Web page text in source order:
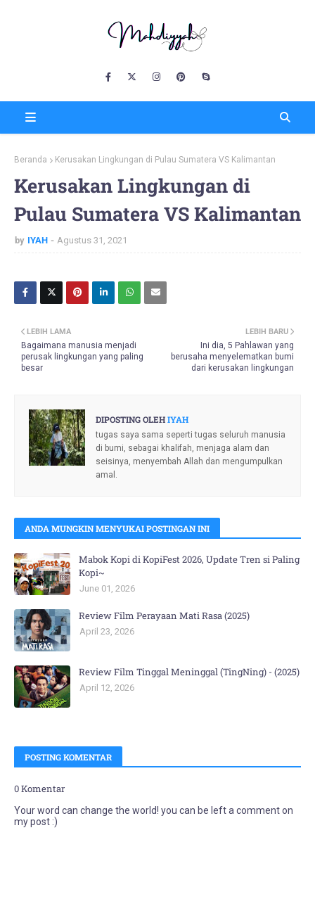
Beranda Kerusakan Lingkungan di Pulau Sumatera VS Kalimantan
Kerusakan Lingkungan di
Pulau Sumatera VS Kalimantan
by IYAH Agustus 31, 2021
LEBIH BARU
Ini dia, 5 Pahlawan yang
berusaha menyelematkan bumi
dari kerusakan lingkungan
LEBIH LAMA
Bagaimana manusia menjadi
perusak lingkungan yang paling
besar
DIPOSTING OLEHIYAH
tugas saya sama seperti tugas seluruh manusia
di bumi, sebagai khalifah, menjaga alam dan
seisinya, menyembah Allah dan mengumpulkan
amal.
ANDA MUNGKIN MENYUKAI POSTINGAN INI
Mabok Kopi di KopiFest 2026, Update Tren si Paling
Kopi~
June 01, 2026
Review Film Perayaan Mati Rasa (2025)
April 23, 2026
Review Film Tinggal Meninggal (TingNing) - (2025)
April 12, 2026
POSTING KOMENTAR
0 Komentar
Your word can change the world! you can be left a comment on
my post :)